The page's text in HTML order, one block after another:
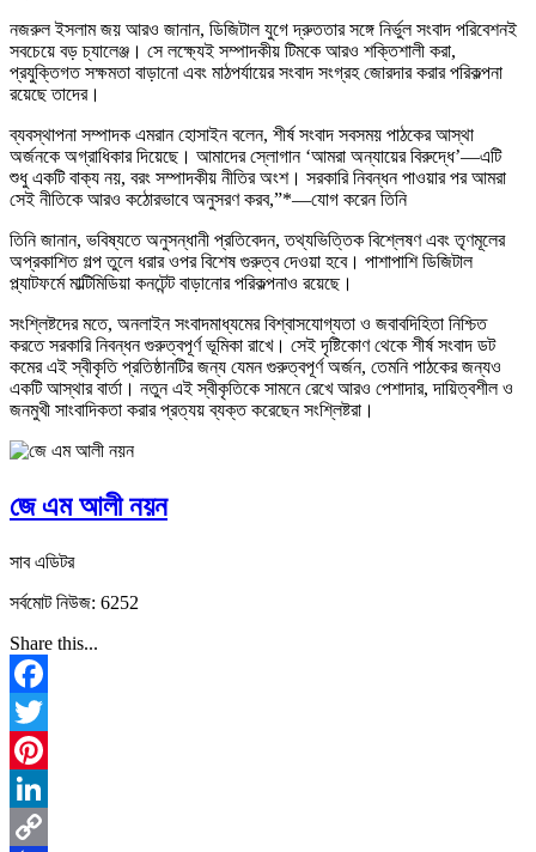
নজরুল ইসলাম জয় আরও জানান, ডিজিটাল যুগে দ্রুততার সঙ্গে নির্ভুল সংবাদ পরিবেশনই
সবচেয়ে বড় চ্যালেঞ্জ। সে লক্ষ্যেই সম্পাদকীয় টিমকে আরও শক্তিশালী করা,
প্রযুক্তিগত সক্ষমতা বাড়ানো এবং মাঠপর্যায়ের সংবাদ সংগ্রহ জোরদার করার পরিকল্পনা
রয়েছে তাদের।
ব্যবস্থাপনা সম্পাদক এমরান হোসাইন বলেন, শীর্ষ সংবাদ সবসময় পাঠকের আস্থা
অর্জনকে অগ্রাধিকার দিয়েছে। আমাদের স্লোগান ‘আমরা অন্যায়ের বিরুদ্ধে’—এটি
শুধু একটি বাক্য নয়, বরং সম্পাদকীয় নীতির অংশ। সরকারি নিবন্ধন পাওয়ার পর আমরা
সেই নীতিকে আরও কঠোরভাবে অনুসরণ করব,”*—যোগ করেন তিনি
তিনি জানান, ভবিষ্যতে অনুসন্ধানী প্রতিবেদন, তথ্যভিত্তিক বিশ্লেষণ এবং তৃণমূলের
অপ্রকাশিত গল্প তুলে ধরার ওপর বিশেষ গুরুত্ব দেওয়া হবে। পাশাপাশি ডিজিটাল
প্ল্যাটফর্মে মাল্টিমিডিয়া কনটেন্ট বাড়ানোর পরিকল্পনাও রয়েছে।
সংশ্লিষ্টদের মতে, অনলাইন সংবাদমাধ্যমের বিশ্বাসযোগ্যতা ও জবাবদিহিতা নিশ্চিত
করতে সরকারি নিবন্ধন গুরুত্বপূর্ণ ভূমিকা রাখে। সেই দৃষ্টিকোণ থেকে শীর্ষ সংবাদ ডট
কমের এই স্বীকৃতি প্রতিষ্ঠানটির জন্য যেমন গুরুত্বপূর্ণ অর্জন, তেমনি পাঠকের জন্যও
একটি আস্থার বার্তা। নতুন এই স্বীকৃতিকে সামনে রেখে আরও পেশাদার, দায়িত্বশীল ও
জনমুখী সাংবাদিকতা করার প্রত্যয় ব্যক্ত করেছেন সংশ্লিষ্টরা।
জে এম আলী নয়ন
সাব এডিটর
সর্বমোট নিউজ: 6252
Share this...
Facebook
Twitter
Pinterest
LinkedIn